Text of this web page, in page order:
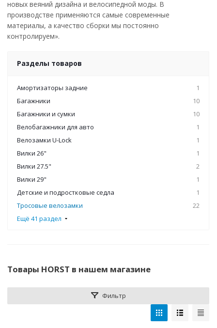
новых веяний дизайна и велосипедной моды. В
производстве применяются самые современные
материалы, а качество сборки мы постоянно
контролируем».
Разделы товаров
Амортизаторы задние
1
Багажники
10
Багажники и сумки
10
Велобагажники для авто
1
Велозамки U-Lock
1
Вилки 26"
1
Вилки 27.5"
2
Вилки 29"
1
Детские и подростковые седла
1
Тросовые велозамки
22
Ещё 41 раздел
Товары HORST в нашем магазине
Фильтр